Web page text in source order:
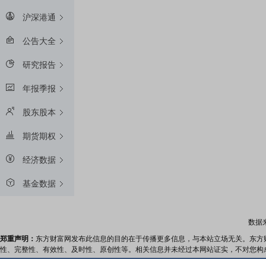
沪深港通
公告大全
研究报告
年报季报
股东股本
期货期权
经济数据
基金数据
数据
郑重声明： 东方财富网发布此信息的目的在于传播更多信息，与本站立场无关。东
性、完整性、有效性、及时性、原创性等。相关信息并未经过本网站证实，不对您